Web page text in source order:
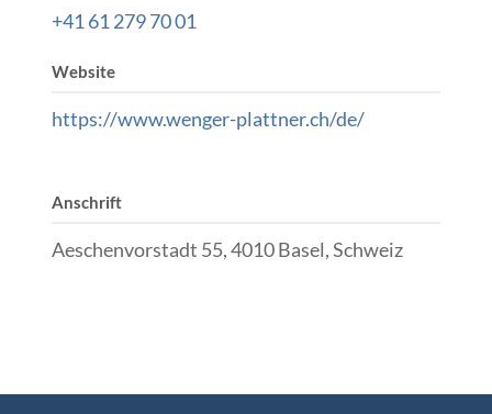
+41 61 279 70 01
Website
https://www.wenger-plattner.ch/de/
Anschrift
Aeschenvorstadt 55, 4010 Basel, Schweiz